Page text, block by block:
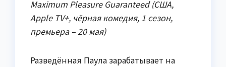
Maximum Pleasure Guaranteed (США,
Apple TV+, чёрная комедия, 1 сезон,
премьера – 20 мая)
Разведённая Паула зарабатывает на